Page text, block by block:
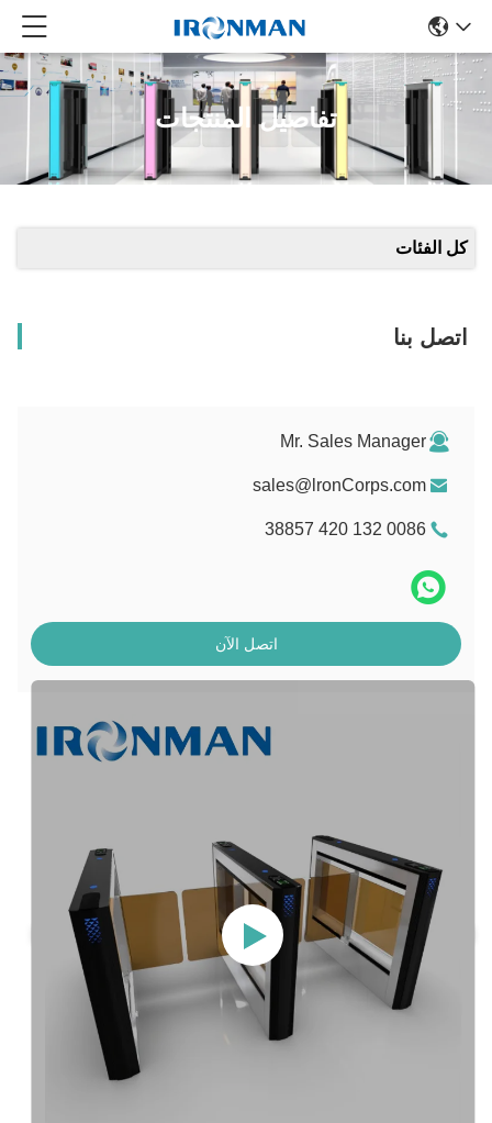
تفاصيل المنتجات
كل الفئات
اتصل بنا
Mr. Sales Manager
sales@lronCorps.com
0086 132 420 38857
اتصل الآن